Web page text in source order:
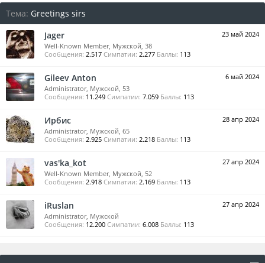
Тема: Greetings sirs
23 май 2024
Jager
Well-Known Member, Мужской, 38
Сообщения: 2.517 Симпатии: 2.277 Баллы: 113
6 май 2024
Gileev Anton
Administrator, Мужской, 53
Сообщения: 11.249 Симпатии: 7.059 Баллы: 113
28 апр 2024
Ирбис
Administrator, Мужской, 65
Сообщения: 2.925 Симпатии: 2.218 Баллы: 113
27 апр 2024
vas'ka_kot
Well-Known Member, Мужской, 52
Сообщения: 2.918 Симпатии: 2.169 Баллы: 113
27 апр 2024
iRuslan
Administrator, Мужской
Сообщения: 12.200 Симпатии: 6.008 Баллы: 113